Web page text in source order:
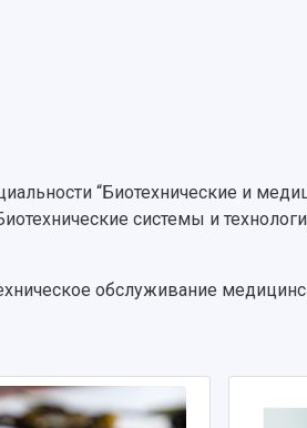
“Биотехнические и
системы и
обслуживание